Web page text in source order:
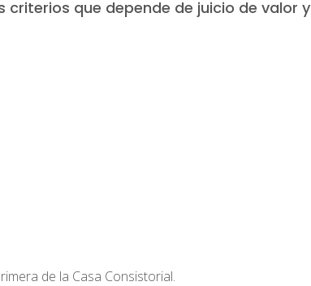
que depende de juicio de valor y
de la Casa Consistorial.